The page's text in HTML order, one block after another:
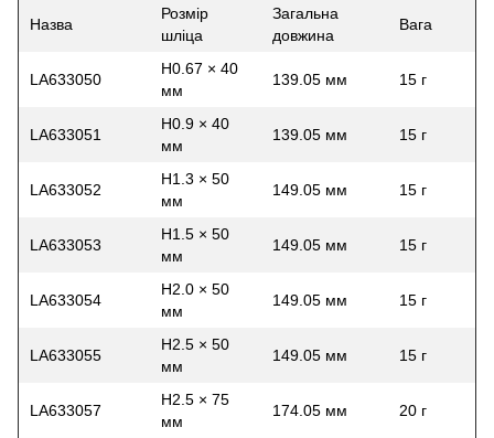
Назва
Розмір
шліца
Загальна
довжина
Вага
LA633050
H0.67 × 40
мм
139.05 мм 15 г
LA633051
H0.9 × 40
мм
139.05 мм 15 г
LA633052
H1.3 × 50
мм
149.05 мм 15 г
LA633053
H1.5 × 50
мм
149.05 мм 15 г
LA633054
H2.0 × 50
мм
149.05 мм 15 г
LA633055
H2.5 × 50
мм
149.05 мм 15 г
LA633057
H2.5 × 75
мм
174.05 мм 20 г